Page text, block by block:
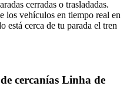
cerradas o trasladadas.
los vehículos en tiempo real en
está cerca de tu parada el tren
cercanías Linha de